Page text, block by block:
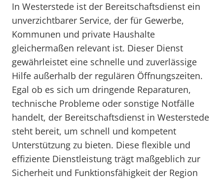
In Westerstede ist der Bereitschaftsdienst ein
unverzichtbarer Service, der für Gewerbe,
Kommunen und private Haushalte
gleichermaßen relevant ist. Dieser Dienst
gewährleistet eine schnelle und zuverlässige
Hilfe außerhalb der regulären Öffnungszeiten.
Egal ob es sich um dringende Reparaturen,
technische Probleme oder sonstige Notfälle
handelt, der Bereitschaftsdienst in Westerstede
steht bereit, um schnell und kompetent
Unterstützung zu bieten. Diese flexible und
effiziente Dienstleistung trägt maßgeblich zur
Sicherheit und Funktionsfähigkeit der Region